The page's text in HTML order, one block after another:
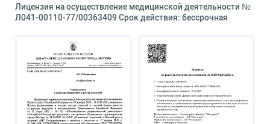
Лицензия на осуществление медицинской деятельности №
Л041-00110-77/00363409 Срок действия: бессрочная